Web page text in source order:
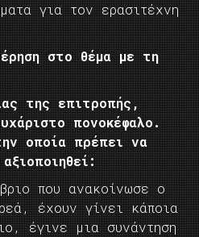
για τον ερασιτέχνη
στο θέμα με τη
της επιτροπής,
πονοκέφαλο.
οποία πρέπει να
που ανακοίνωσε ο
έχουν γίνει κάποια
έγινε μια συνάντηση